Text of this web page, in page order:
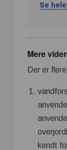
Se
Mere
Der er
kendt